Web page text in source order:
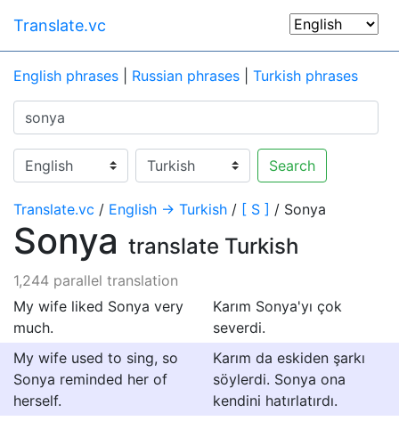
Translate.vc
English phrases Russian phrases Turkish phrases
Search
Translate.vc / English → Turkish / [ S ] / Sonya
Sonya translate Turkish
1,244 parallel translation
My wife liked Sonya very
much.
Karım Sonya'yı çok
severdi.
My wife used to sing, so
Sonya reminded her of
herself.
Karım da eskiden şarkı
söylerdi. Sonya ona
kendini hatırlatırdı.